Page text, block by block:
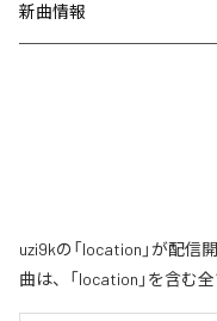
新曲情報
uzi9kの「location」が配
曲は、「location」を含む